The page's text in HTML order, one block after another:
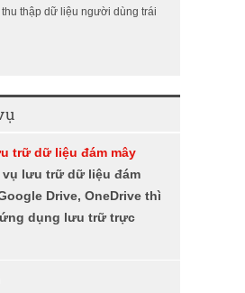
thập dữ liệu người dùng trái
trữ dữ liệu đám mây
lưu trữ dữ liệu đám
Drive, OneDrive thì
dụng lưu trữ trực